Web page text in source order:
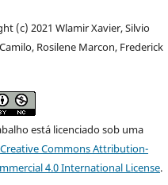
(c) 2021 Wlamir Xavier, Silvio
Rosilene Marcon, Frederick
está licenciado sob uma
Creative Commons Attribution-
4.0 International License.